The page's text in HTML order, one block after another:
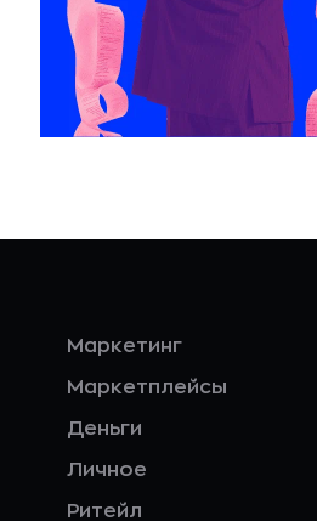
Маркетинг
Маркетплейсы
Деньги
Личное
Ритейл